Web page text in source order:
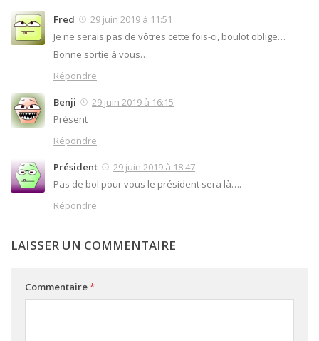
Fred
29 juin 2019 à 11:51
Je ne serais pas de vôtres cette fois-ci, boulot oblige…
Bonne sortie à vous…
Répondre
Benji
29 juin 2019 à 16:15
Présent
Répondre
Président
29 juin 2019 à 18:47
Pas de bol pour vous le président sera là….
Répondre
LAISSER UN COMMENTAIRE
Commentaire*